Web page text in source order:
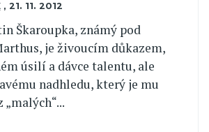
, 21. 11. 2012
Škaroupka, známý pod
je živoucím důkazem,
úsilí a dávce talentu, ale
nadhledu, který je mu